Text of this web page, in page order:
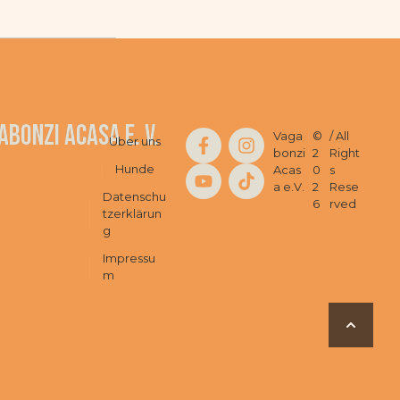
Acasa e. V.
Über uns
Hunde
Datenschu
tzerklärun
g
Impressu
m
Vaga
bonzi
Acas
a e.V.
©
2
0
2
6
/ All
Right
s
Rese
rved